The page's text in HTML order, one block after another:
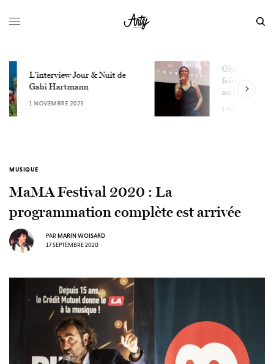
Olympe de Gê : « On pourrait
faire du cinéma comme on va
au bureau »
MUSIQUE
MaMA Festival 2020 : La
programmation complète est arrivée
PAR MARIN WOISARD
17 SEPTEMBRE 2020